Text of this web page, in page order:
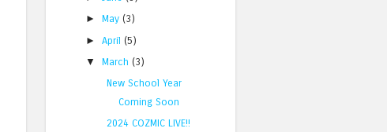
►May (3)
►April (5)
▼March (3)
New School Year
Coming Soon
2024 COZMIC LIVE!!